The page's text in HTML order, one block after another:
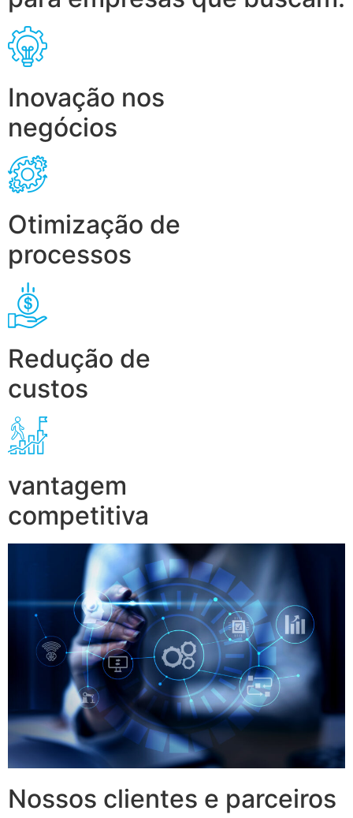
Inovação nos
negócios
Otimização de
processos
Redução de
custos
vantagem
competitiva
Nossos clientes e parceiros